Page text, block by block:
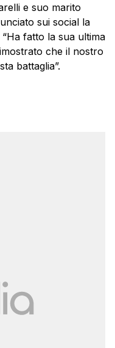
e suo marito
sui social la
fatto la sua ultima
che il nostro
battaglia”.